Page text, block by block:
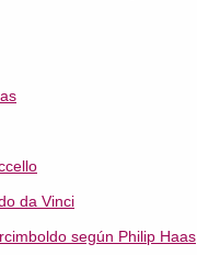
da Vinci
según Philip Haas